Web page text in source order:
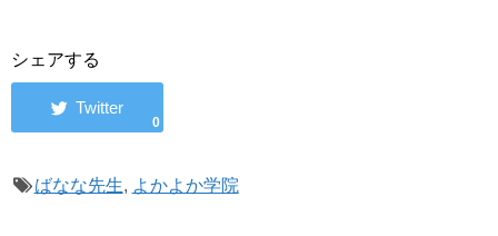
シェアする
0
ばなな先生, よかよか学院